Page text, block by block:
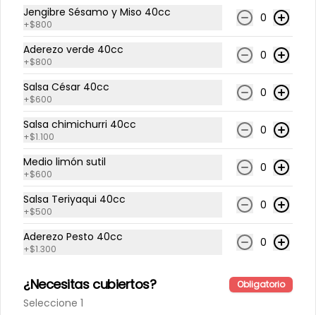
Arma tu ensalada
Arma tú ensalada
$2.000
Jengibre Sésamo y Miso 40cc
+$800 0
Aderezo verde 40cc
+$800 0
Salsa César 40cc
+$600 0
Salsa chimichurri 40cc
+$1.100 0
Medio limón sutil
+$600 0
Salsa Teriyaqui 40cc
+$500 0
Aderezo Pesto 40cc
+$1.300 0
¿Necesitas cubiertos? Obligatorio
Seleccione 1